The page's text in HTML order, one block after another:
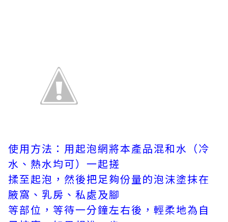
使用方法：用起泡網將本產品混和水（冷
水、熱水均可）一起搓
揉至起泡，然後把足夠份量的泡沫塗抹在
腋窩、乳房、私處及腳
等部位，等待一分鐘左右後，輕柔地為自